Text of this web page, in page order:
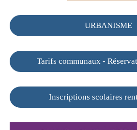
URBANISME
Tarifs communaux -
Inscriptions scolaires